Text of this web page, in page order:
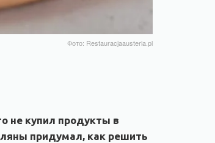
Фото: Restauracjaausteria.pl
не купил продукты в
придумал, как решить